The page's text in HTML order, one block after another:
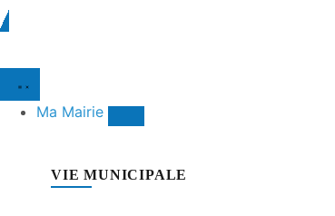
Ma Mairie
VIE MUNICIPALE